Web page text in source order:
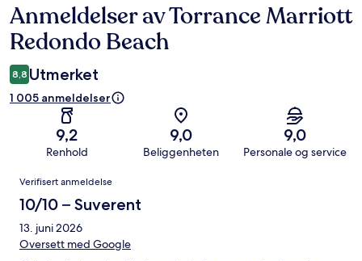
Anmeldelser
Anmeldelser av Torrance Marriott
Redondo Beach
8,8 Utmerket
1 005 anmeldelser
9,2
Renhold
9,0
Beliggenheten
9,0
Personale og service
Anmeldelser
Verifisert anmeldelse
10/10 – Suverent
13. juni 2026
Oversett med Google